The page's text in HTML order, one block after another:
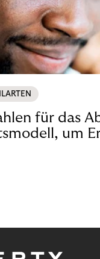
für das
um